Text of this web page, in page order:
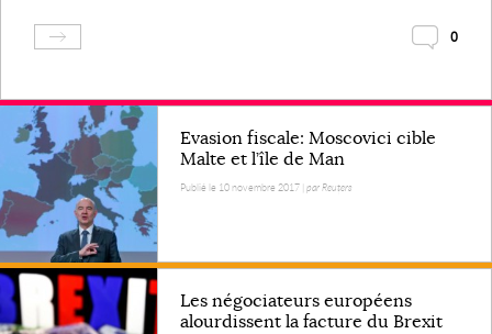
0
Evasion fiscale: Moscovici cible
Malte et l’île de Man
Publié le 10 novembre 2017 |par Reuters
Les négociateurs européens
alourdissent la facture du Brexit